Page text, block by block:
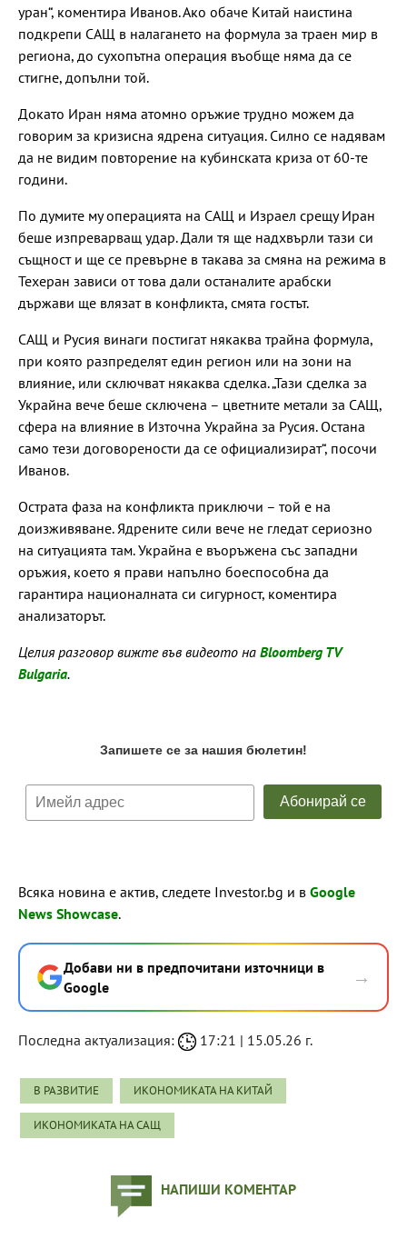
уран“, коментира Иванов. Ако обаче Китай наистина
подкрепи САЩ в налагането на формула за траен мир в
региона, до сухопътна операция въобще няма да се
стигне, допълни той.
Докато Иран няма атомно оръжие трудно можем да
говорим за кризисна ядрена ситуация. Силно се надявам
да не видим повторение на кубинската криза от 60-те
години.
По думите му операцията на САЩ и Израел срещу Иран
беше изпреварващ удар. Дали тя ще надхвърли тази си
същност и ще се превърне в такава за смяна на режима в
Техеран зависи от това дали останалите арабски
държави ще влязат в конфликта, смята гостът.
САЩ и Русия винаги постигат някаква трайна формула,
при която разпределят един регион или на зони на
влияние, или сключват някаква сделка. „Тази сделка за
Украйна вече беше сключена – цветните метали за САЩ,
сфера на влияние в Източна Украйна за Русия. Остана
само тези договорености да се официализират“, посочи
Иванов.
Острата фаза на конфликта приключи – той е на
доизживяване. Ядрените сили вече не гледат сериозно
на ситуацията там. Украйна е въоръжена със западни
оръжия, което я прави напълно боеспособна да
гарантира националната си сигурност, коментира
анализаторът.
Целия разговор вижте във видеото на Bloomberg TV
Bulgaria.
Всяка новина е актив, следете Investor.bg и в Google
News Showcase.
Добави ни в предпочитани източници в
Google
→
Последна актуализация: 17:21 | 15.05.26 г.
В РАЗВИТИЕ ИКОНОМИКАТА НА КИТАЙ
ИКОНОМИКАТА НА САЩ
НАПИШИ КОМЕНТАР